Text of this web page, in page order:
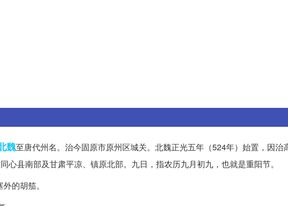
魏至唐代州名。治今固原市原州区城关。北魏正光五年（524年）始置，因治
心县南部及甘肃平凉、镇原北部。九日，指农历九月初九，也就是重阳节。
的胡笳。